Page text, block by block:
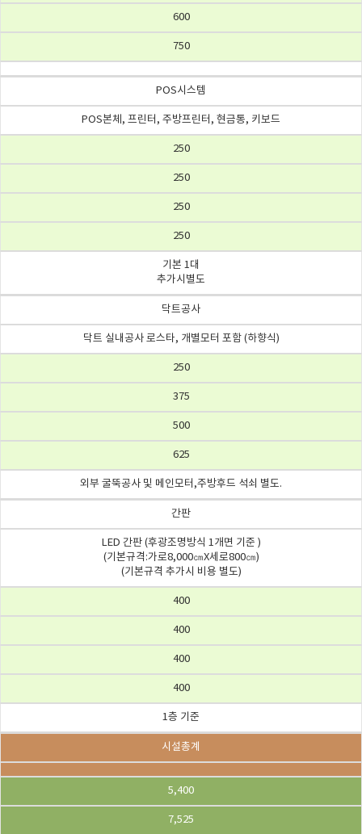
600
750
POS시스템
POS본체, 프린터, 주방프린터, 현금통, 키보드
250
250
250
250
기본 1대
추가시별도
닥트공사
닥트 실내공사 로스타, 개별모터 포함 (하향식)
250
375
500
625
외부 굴뚝공사 및 메인모터,주방후드 석쇠 별도.
간판
LED 간판 (후광조명방식 1개면 기준 )
(기본규격:가로8,000㎝X세로800㎝)
(기본규격 추가시 비용 별도)
400
400
400
400
1층 기준
시설총계
5,400
7,525